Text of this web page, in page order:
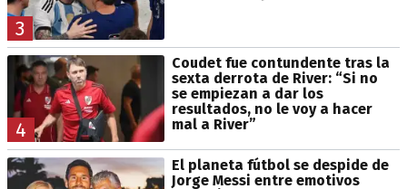
3
4
Coudet fue contundente tras la
sexta derrota de River: “Si no
se empiezan a dar los
resultados, no le voy a hacer
mal a River”
El planeta fútbol se despide de
Jorge Messi entre emotivos